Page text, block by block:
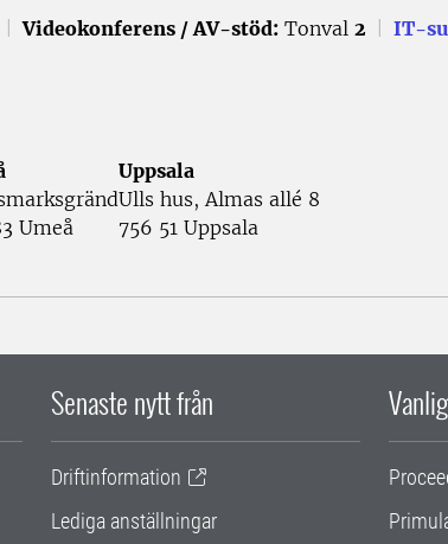
Videokonferens / AV-stöd: Tonval 2 IT-
Umeå
Uppsala
Ulls hus, Almas allé 8
756 51 Uppsala
Senaste nytt från
Driftinformation
Lediga anställningar